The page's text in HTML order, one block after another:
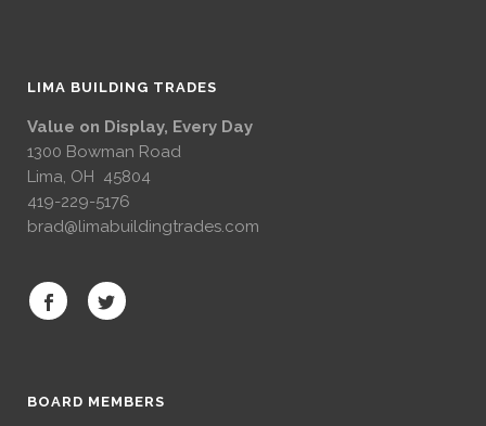
LIMA BUILDING TRADES
Value on Display, Every Day
1300 Bowman Road
Lima, OH 45804
419-229-5176
brad@limabuildingtrades.com
BOARD MEMBERS